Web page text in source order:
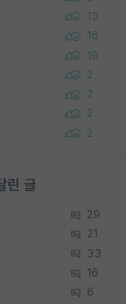
13
16
19
2
2
2
2
린 글
29
21
33
16
6